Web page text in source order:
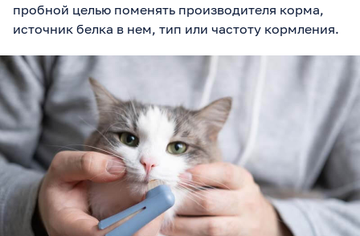
пробной целью поменять производителя корма,
источник белка в нем, тип или частоту кормления.